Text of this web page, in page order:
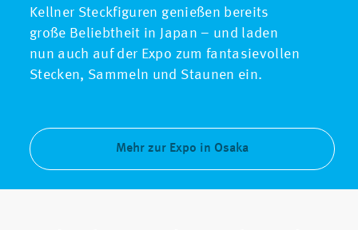
Kellner Steckfiguren genießen bereits
große Beliebtheit in Japan – und laden
nun auch auf der Expo zum fantasievollen
Stecken, Sammeln und Staunen ein.
Mehr zur Expo in Osaka